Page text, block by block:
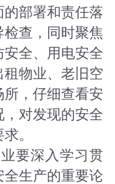
部署和责任落
查，同时聚焦
全、用电安全
租物业、老旧空
，仔细查看安
对发现的安全
。
要深入学习贯
生产的重要论